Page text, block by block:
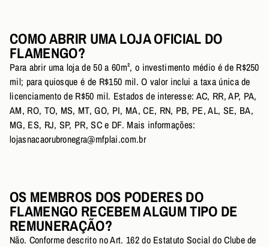
COMO ABRIR UMA LOJA OFICIAL DO
FLAMENGO?
Para abrir uma loja de 50 a 60m², o investimento médio é de R$250
mil; para quiosque é de R$150 mil. O valor inclui a taxa única de
licenciamento de R$50 mil. Estados de interesse: AC, RR, AP, PA,
AM, RO, TO, MS, MT, GO, PI, MA, CE, RN, PB, PE, AL, SE, BA,
MG, ES, RJ, SP, PR, SC e DF. Mais informações:
lojasnacaorubronegra@mfplai.com.br
OS MEMBROS DOS PODERES DO
FLAMENGO RECEBEM ALGUM TIPO DE
REMUNERAÇÃO?
Não. Conforme descrito no Art. 162 do Estatuto Social do Clube de